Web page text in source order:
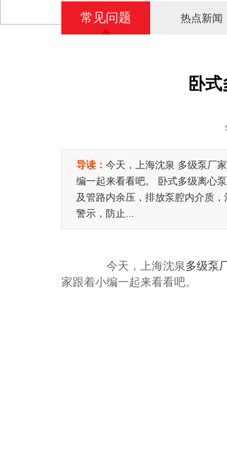
常见问题 热点新闻
卧
导读： 今天，上海沈泉 多级泵厂
编一起来看看吧。 卧式多级离心
及管路内余压，排放泵腔内介质
警示，防止...
今天，上海沈泉多级泵
家跟着小编一起来看看吧。